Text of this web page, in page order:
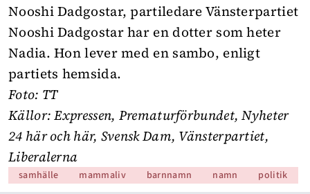
Nooshi Dadgostar, partiledare Vänsterpartiet
Nooshi Dadgostar har en dotter som heter
Nadia. Hon lever med en sambo, enligt
partiets hemsida.
Foto: TT
Källor:Expressen, Prematurförbundet, Nyheter
24 härochhär, Svensk Dam, Vänsterpartiet,
Liberalerna
samhälle mammaliv barnnamn namn politik